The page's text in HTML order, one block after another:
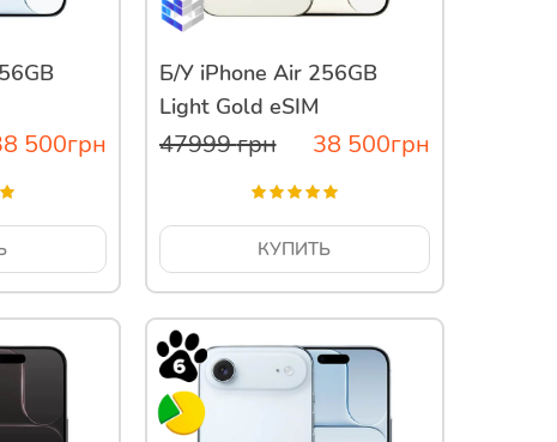
500грн
Б/У iPhone Air 256GB
Light Gold eSIM
47999грн 38 500грн
КУПИТЬ